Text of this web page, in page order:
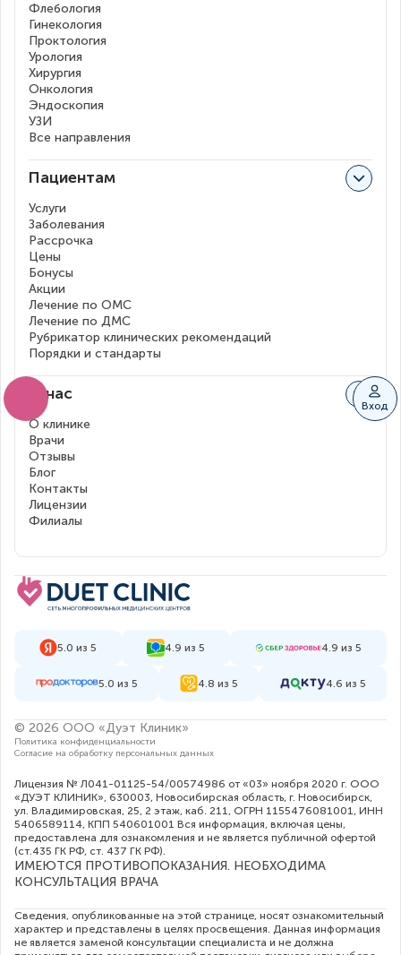
Вход
Флебология
Гинекология
Проктология
Урология
Хирургия
Онкология
Эндоскопия
УЗИ
Все направления
Пациентам
Услуги
Заболевания
Рассрочка
Цены
Бонусы
Акции
Лечение по ОМС
Лечение по ДМС
Рубрикатор клинических рекомендаций
Порядки и стандарты
О нас
О клинике
Врачи
Отзывы
Блог
Контакты
Лицензии
Филиалы
5.0 из 5 4.9 из 5 4.9 из 5
5.0 из 5 4.8 из 5 4.6 из 5
© 2026 ООО «Дуэт Клиник»
Политика конфиденциальности
Согласие на обработку персональных данных
Лицензия № Л041-01125-54/00574986 от «03» ноября 2020 г. ООО
«ДУЭТ КЛИНИК», 630003, Новосибирская область, г. Новосибирск,
ул. Владимировская, 25, 2 этаж, каб. 211, ОГРН 1155476081001, ИНН
5406589114, КПП 540601001 Вся информация, включая цены,
предоставлена для ознакомления и не является публичной офертой
(ст.435 ГК РФ, cт. 437 ГК РФ).
ИМЕЮТСЯ ПРОТИВОПОКАЗАНИЯ. НЕОБХОДИМА
КОНСУЛЬТАЦИЯ ВРАЧА
Сведения, опубликованные на этой странице, носят ознакомительный
характер и представлены в целях просвещения. Данная информация
не является заменой консультации специалиста и не должна